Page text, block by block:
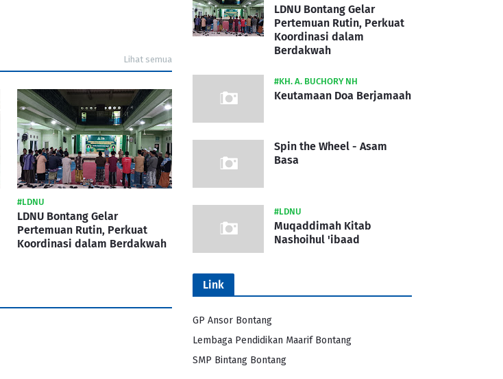
Lihat semua
#LDNU
LDNU Bontang Gelar
Pertemuan Rutin, Perkuat
Koordinasi dalam Berdakwah
LDNU Bontang Gelar
Pertemuan Rutin, Perkuat
Koordinasi dalam
Berdakwah
#KH. A. BUCHORY NH
Keutamaan Doa Berjamaah
Spin the Wheel - Asam
Basa
#LDNU
Muqaddimah Kitab
Nashoihul 'ibaad
Link
GP Ansor Bontang
Lembaga Pendidikan Maarif Bontang
SMP Bintang Bontang